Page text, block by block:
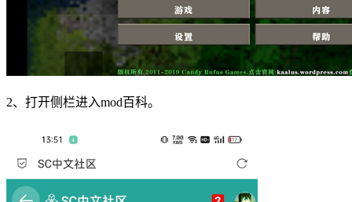
2、打开侧栏进入mod百科。